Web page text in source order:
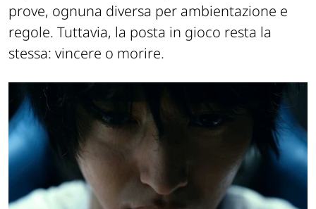
prove, ognuna diversa per ambientazione e
regole. Tuttavia, la posta in gioco resta la
stessa: vincere o morire.